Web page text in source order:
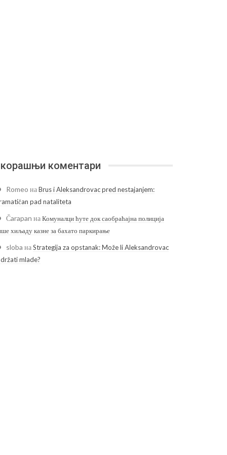
коментари
Romeo наBrus i Aleksandrovac pred nestajanjem:
pad nataliteta
Čarapan наКомуналци ћуте док саобраћајна полиција
хиљаду казне за бахато паркирање
sloba наStrategija za opstanak: Može li Aleksandrovac
mlade?